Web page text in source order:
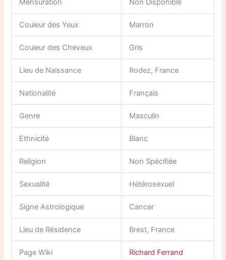
Mensuration Non Disponible
Couleur des Yeux Marron
Couleur des Cheveux Gris
Lieu de Naissance Rodez, France
Nationalité Français
Genre Masculin
Ethnicité Blanc
Religion Non Spécifiée
Sexualité Hétérosexuel
Signe Astrologique Cancer
Lieu de Résidence Brest, France
Page Wiki Richard Ferrand